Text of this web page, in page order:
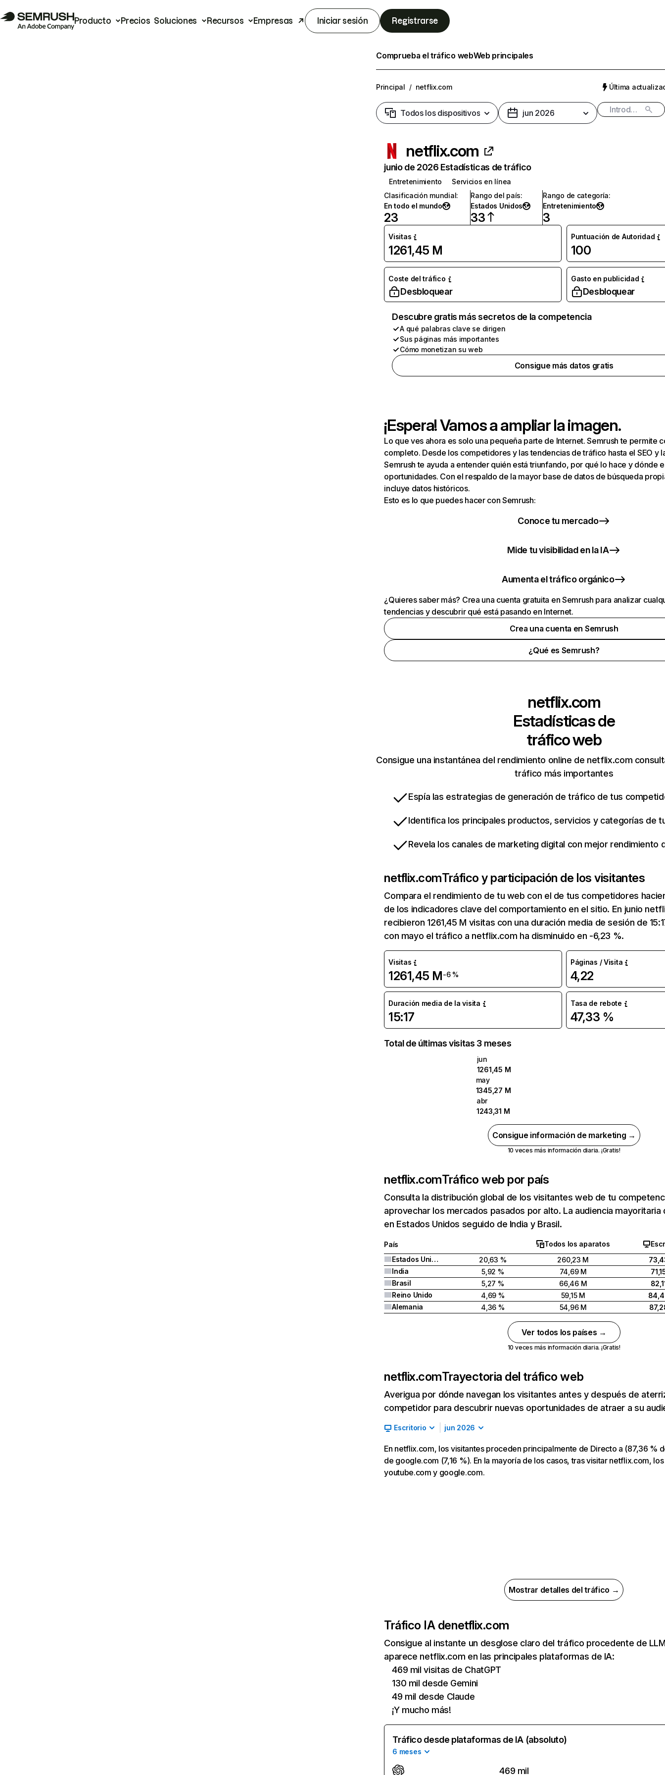
Producto Precios Soluciones Recursos Empresas Iniciar sesión Registrarse
Comprueba el tráfico webWeb principales
Principal / netflix.com Última
Todos los dispositivos jun 2026
netflix.com
junio de 2026 Estadísticas de tráfico
Entretenimiento
Servicios en línea
Clasificación mundial:
En todo el mundo
23
Rango del país:
Estados Unidos
33
Rango de categoría:
Entretenimiento
3
Visitas
1261,45 M
Puntuación de Autoridad
100
Coste del tráfico
Desbloquear
Gasto en publicidad
Desbloquear
Descubre gratis más secretos de la competencia
A qué palabras clave se dirigen
Sus páginas más importantes
Cómo monetizan su web
Consigue más datos gratis
¡Espera! Vamos a ampliar la imagen.
Lo que ves ahora es solo una pequeña parte de Internet. Semrush te permite
completo. Desde los competidores y las tendencias de tráfico hasta el SEO y
Semrush te ayuda a entender quién está triunfando, por qué lo hace y dónde
oportunidades. Con el respaldo de la mayor base de datos de búsqueda
incluye datos históricos.
Esto es lo que puedes hacer con Semrush:
Conoce tu mercado
Mide tu visibilidad en la IA
Aumenta el tráfico orgánico
¿Quieres saber más? Crea una cuenta gratuita en Semrush para analizar
tendencias y descubrir qué está pasando en Internet.
Crea una cuenta en Semrush
¿Qué es Semrush?
netflix.com
Estadísticas de
tráfico web
Consigue una instantánea del rendimiento online de netflix.com
tráfico más importantes
Espía las estrategias de generación de tráfico de tus
Identifica los principales productos, servicios y categorías de
Revela los canales de marketing digital con mejor rendimiento
netflix.comTráfico y participación de los visitantes
Compara el rendimiento de tu web con el de tus competidores
de los indicadores clave del comportamiento en el sitio. En junio
recibieron 1261,45 M visitas con una duración media de sesión de
con mayo el tráfico a netflix.com ha disminuido en -6,23 %.
Visitas
1261,45 M-6 %
Páginas / Visita
4,22
Duración media de la visita
15:17
Tasa de rebote
47,33 %
Total de últimas visitas 3 meses
jun
1261,45 M
may
1345,27 M
abr
1243,31 M
Consigue información de marketing →
10 veces más información diaria. ¡Gratis!
netflix.comTráfico web por país
Consulta la distribución global de los visitantes web de tu
aprovechar los mercados pasados por alto. La audiencia
en Estados Unidos seguido de India y Brasil.
País Todos los aparatos
Estados Unidos
20,63 % 260,23 M
India
5,92 % 74,69 M
Brasil
5,27 % 66,46 M
Reino Unido
4,69 % 59,15 M
Alemania
4,36 % 54,96 M
Ver todos los países →
10 veces más información diaria. ¡Gratis!
netflix.comTrayectoria del tráfico web
Averigua por dónde navegan los visitantes antes y después de
competidor para descubrir nuevas oportunidades de atraer a su
Escritorio jun 2026
En netflix.com, los visitantes proceden principalmente de Directo a (87,36 %
de google.com (7,16 %). En la mayoría de los casos, tras visitar netflix.com,
youtube.com y google.com.
Mostrar detalles del tráfico →
Tráfico IA denetflix.com
Consigue al instante un desglose claro del tráfico procedente de
aparece netflix.com en las principales plataformas de IA:
469 mil visitas de ChatGPT
130 mil desde Gemini
49 mil desde Claude
¡Y mucho más!
Tráfico desde plataformas de IA (absoluto)
6 meses
469 mil